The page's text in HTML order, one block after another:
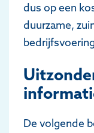
dus op een
duurzame,
De volgende